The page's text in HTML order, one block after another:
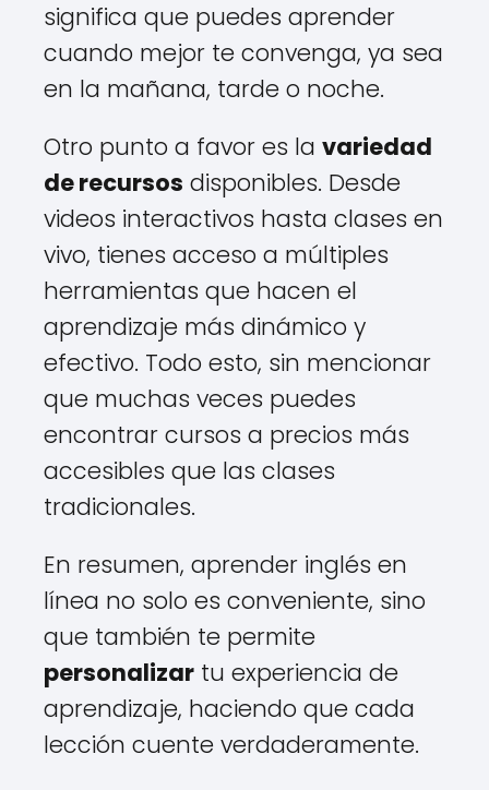
significa que puedes aprender
cuando mejor te convenga, ya sea
en la mañana, tarde o noche.
Otro punto a favor es la variedad
de recursos disponibles. Desde
videos interactivos hasta clases en
vivo, tienes acceso a múltiples
herramientas que hacen el
aprendizaje más dinámico y
efectivo. Todo esto, sin mencionar
que muchas veces puedes
encontrar cursos a precios más
accesibles que las clases
tradicionales.
En resumen, aprender inglés en
línea no solo es conveniente, sino
que también te permite
personalizar tu experiencia de
aprendizaje, haciendo que cada
lección cuente verdaderamente.